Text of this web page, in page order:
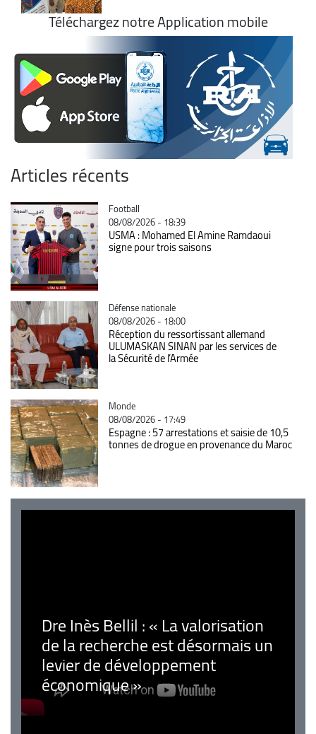
Téléchargez notre Application mobile
Articles récents
Catégorie
Football
08/08/2026 - 18:39
USMA : Mohamed El Amine Ramdaoui
signe pour trois saisons
Catégorie
Défense nationale
08/08/2026 - 18:00
Réception du ressortissant allemand
ULUMASKAN SINAN par les services de
la Sécurité de l’Armée
Catégorie
Monde
08/08/2026 - 17:49
Espagne : 57 arrestations et saisie de 10,5
tonnes de drogue en provenance du Maroc
Dre Inès Bellil : « La valorisation
de la recherche est désormais un
levier de développement
économique »